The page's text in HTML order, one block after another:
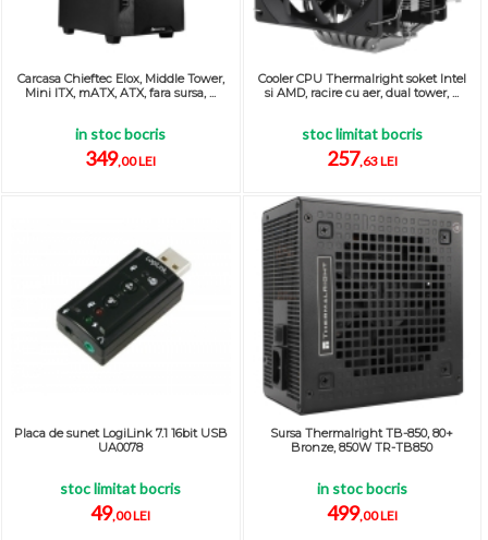
Carcasa Chieftec Elox, Middle Tower,
Mini ITX, mATX, ATX, fara sursa, ...
in stoc bocris
349,00 LEI
Cooler CPU Thermalright soket Intel
si AMD, racire cu aer, dual tower, ...
stoc limitat bocris
257,63 LEI
Placa de sunet LogiLink 7.1 16bit USB
UA0078
stoc limitat bocris
49,00 LEI
Sursa Thermalright TB-850, 80+
Bronze, 850W TR-TB850
in stoc bocris
499,00 LEI